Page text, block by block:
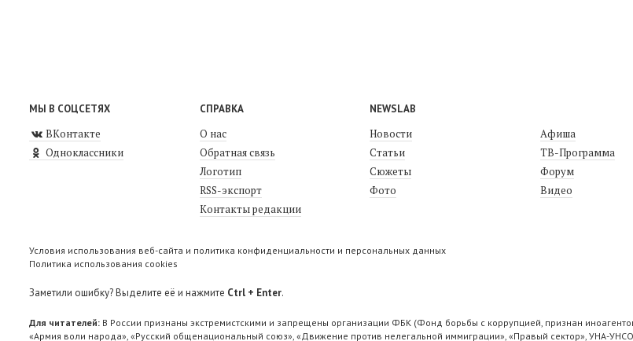
МЫ В СОЦСЕТЯХ
ВКонтакте
Одноклассники
СПРАВКА
О нас
Обратная связь
Логотип
RSS-экспорт
Контакты редакции
NEWSLAB
Новости
Статьи
Сюжеты
Фото
Афиша
ТВ-Программа
Форум
Видео
Условия использования веб-сайта и политика конфиденциальности и персональных данных
Политика использования cookies
Заметили ошибку? Выделите её и нажмите Ctrl + Enter.
Для читателей: В России признаны экстремистскими и запрещены организации ФБК (Фонд борьбы с коррупцией, признан
«Армия воли народа», «Русский общенациональный союз», «Движение против нелегальной иммиграции», «Правый сектор», УНА-